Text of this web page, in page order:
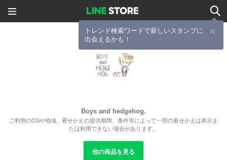
トレンド検索ワードで新しいスタンプに
出会えるかも！
Boys and hedgehog.
ご利用のOSや地域、着せかえの提供期間、条件等によって一部の着せかえは表示ま
たは利用できない場合があります。
他の商品を見る